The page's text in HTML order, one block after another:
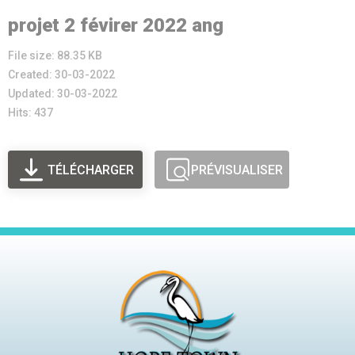
projet 2 févirer 2022 ang
File size: 88.35 KB
Created: 30-03-2022
Updated: 30-03-2022
Hits: 437
TÉLÉCHARGER PRÉVISUALISER